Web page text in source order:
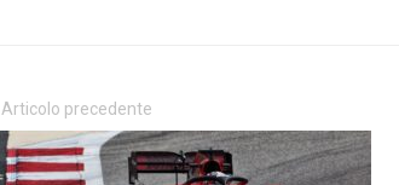
Articolo precedente